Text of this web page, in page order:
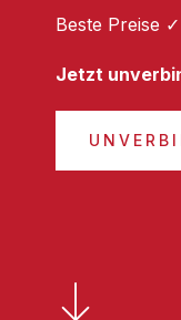
Beste Preise
Jetzt